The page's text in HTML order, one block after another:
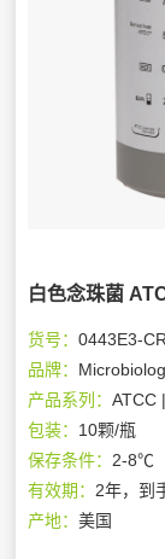
白色念珠菌
货号：0443E3-
品牌：
产品系列：ATCC
包装： 10颗/瓶
保存条件： 2-8℃
有效期： 2年，到
产地：美国